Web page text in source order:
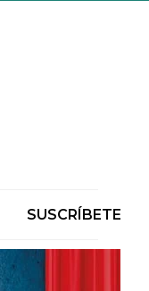
SUSCRÍBETE